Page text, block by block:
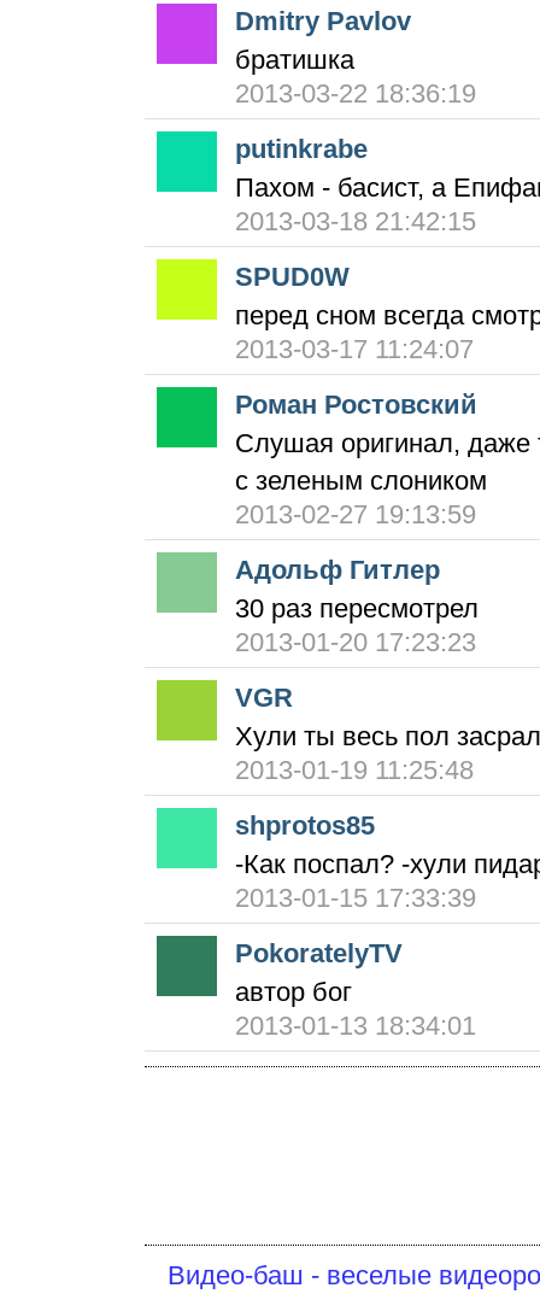
Dmitry Pavlov
братишка
2013-03-22 18:36:19
putinkrabe
Пахом - басист, а
2013-03-18 21:42:15
SPUD0W
перед сном всегда
2013-03-17 11:24:07
Роман Ростовский
Слушая оригинал,
с зеленым слоником
2013-02-27 19:13:59
Адольф Гитлер
30 раз пересмотрел
2013-01-20 17:23:23
VGR
Хули ты весь пол
2013-01-19 11:25:48
shprotos85
-Как поспал? -хули
2013-01-15 17:33:39
PokoratelyTV
автор бог
2013-01-13 18:34:01
Видео-баш - веселые